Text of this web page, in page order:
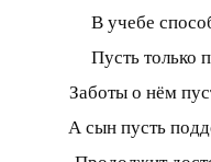
В учебе
Пусть только
Заботы о нём
А сын пусть